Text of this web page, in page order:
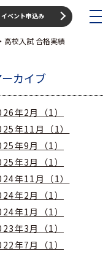
toggle
イベント申込み
高校入試 合格実績
ーカイブ
年2月（1）
年11月（1）
年9月（1）
年3月（1）
年11月（1）
年2月（1）
年1月（1）
年3月（1）
年7月（1）